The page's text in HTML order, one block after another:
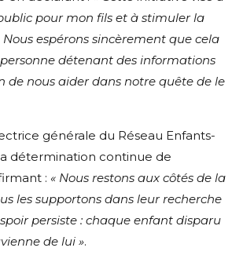
pour mon fils et à stimuler la
espérons sincèrement que cela
détenant des informations
de nous aider dans notre quête de le
générale du Réseau Enfants-
détermination continue de
: « Nous restons aux côtés de la
les supportons dans leur recherche
persiste : chaque enfant disparu
de lui ».